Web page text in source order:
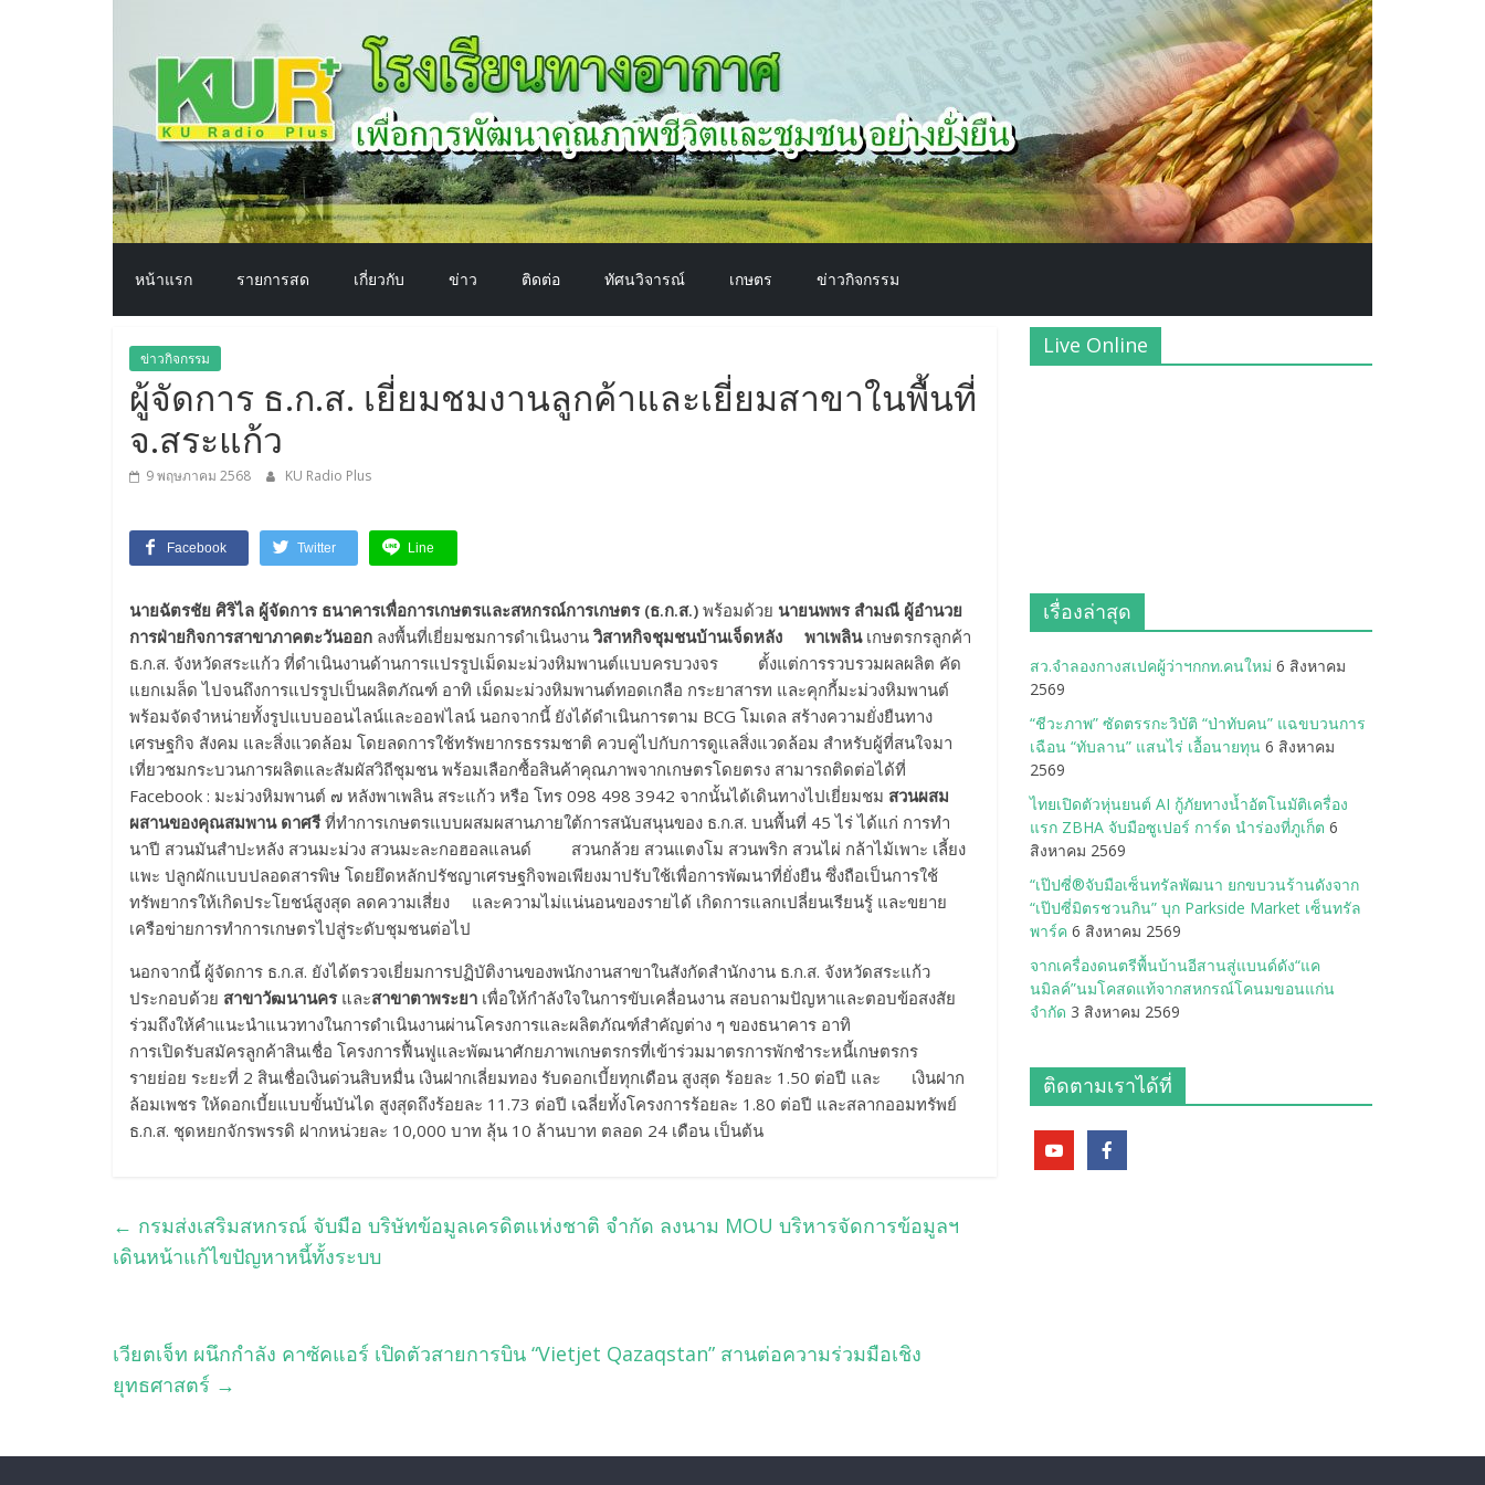
โรงเรียน
ทาง
อากาศ​
เพื่อ
พัฒนา
คุณภาพ
ชีวิต
หน้าแรก รายการสด เกี่ยวกับ ข่าว ติดต่อ ทัศนวิจารณ์ เกษตร ข่าวกิจกรรม
ข่าวกิจกรรม
ผู้จัดการ ธ.ก.ส. เยี่ยมชมงานลูกค้าและเยี่ยมสาขาในพื้นที่
จ.สระแก้ว
9 พฤษภาคม 2568 KU Radio Plus
Facebook Twitter Line
นายฉัตรชัย ศิริไล ผู้จัดการ ธนาคารเพื่อการเกษตรและสหกรณ์การเกษตร (ธ.ก.ส.) พร้อมด้วย นายนพพร สำมณี ผู้อำนวย
การฝ่ายกิจการสาขาภาคตะวันออก ลงพื้นที่เยี่ยมชมการดำเนินงานวิสาหกิจชุมชนบ้านเจ็ดหลัง พาเพลิน เกษตรกรลูกค้า
ธ.ก.ส. จังหวัดสระแก้ว ที่ดำเนินงานด้านการแปรรูปเม็ดมะม่วงหิมพานต์แบบครบวงจร ตั้งแต่การรวบรวมผลผลิต คัด
แยกเมล็ด ไปจนถึงการแปรรูปเป็นผลิตภัณฑ์ อาทิ เม็ดมะม่วงหิมพานต์ทอดเกลือ กระยาสารท และคุกกี้มะม่วงหิมพานต์
พร้อมจัดจำหน่ายทั้งรูปแบบออนไลน์และออฟไลน์ นอกจากนี้ ยังได้ดำเนินการตาม BCG โมเดล สร้างความยั่งยืนทาง
เศรษฐกิจ สังคม และสิ่งแวดล้อม โดยลดการใช้ทรัพยากรธรรมชาติ ควบคู่ไปกับการดูแลสิ่งแวดล้อม สำหรับผู้ที่สนใจมา
เที่ยวชมกระบวนการผลิตและสัมผัสวิถีชุมชน พร้อมเลือกซื้อสินค้าคุณภาพจากเกษตรโดยตรง สามารถติดต่อได้ที่
Facebook : มะม่วงหิมพานต์ ๗ หลังพาเพลิน สระแก้ว หรือ โทร 098 498 3942 จากนั้นได้เดินทางไปเยี่ยมชม สวนผสม
ผสานของคุณสมพาน ดาศรีที่ทำการเกษตรแบบผสมผสานภายใต้การสนับสนุนของ ธ.ก.ส. บนพื้นที่ 45 ไร่ ได้แก่ การทำ
นาปี สวนมันสำปะหลัง สวนมะม่วง สวนมะละกอฮอลแลนด์ สวนกล้วย สวนแตงโม สวนพริก สวนไผ่ กล้าไม้เพาะ เลี้ยง
แพะ ปลูกผักแบบปลอดสารพิษ โดยยึดหลักปรัชญาเศรษฐกิจพอเพียงมาปรับใช้เพื่อการพัฒนาที่ยั่งยืน ซึ่งถือเป็นการใช้
ทรัพยากรให้เกิดประโยชน์สูงสุด ลดความเสี่ยง และความไม่แน่นอนของรายได้ เกิดการแลกเปลี่ยนเรียนรู้ และขยาย
เครือข่ายการทำการเกษตรไปสู่ระดับชุมชนต่อไป
นอกจากนี้ ผู้จัดการ ธ.ก.ส. ยังได้ตรวจเยี่ยมการปฏิบัติงานของพนักงานสาขาในสังกัดสำนักงาน ธ.ก.ส. จังหวัดสระแก้ว
ประกอบด้วย สาขาวัฒนานครและสาขาตาพระยา เพื่อให้กำลังใจในการขับเคลื่อนงาน สอบถามปัญหาและตอบข้อสงสัย
ร่วมถึงให้คำแนะนำแนวทางในการดำเนินงานผ่านโครงการและผลิตภัณฑ์สำคัญต่าง ๆ ของธนาคาร อาทิ
การเปิดรับสมัครลูกค้าสินเชื่อ โครงการฟื้นฟูและพัฒนาศักยภาพเกษตรกรที่เข้าร่วมมาตรการพักชำระหนี้เกษตรกร
รายย่อย ระยะที่ 2 สินเชื่อเงินด่วนสิบหมื่น เงินฝากเลี่ยมทอง รับดอกเบี้ยทุกเดือน สูงสุด ร้อยละ 1.50 ต่อปี และ เงินฝาก
ล้อมเพชร ให้ดอกเบี้ยแบบขั้นบันได สูงสุดถึงร้อยละ 11.73 ต่อปี เฉลี่ยทั้งโครงการร้อยละ 1.80 ต่อปี และสลากออมทรัพย์
ธ.ก.ส. ชุดหยกจักรพรรดิ ฝากหน่วยละ 10,000 บาท ลุ้น 10 ล้านบาท ตลอด 24 เดือน เป็นต้น
← กรมส่งเสริมสหกรณ์ จับมือ บริษัทข้อมูลเครดิตแห่งชาติ จำกัด ลงนาม MOU บริหารจัดการข้อมูลฯ
เดินหน้าแก้ไขปัญหาหนี้ทั้งระบบ
เวียตเจ็ท ผนึกกำลัง คาซัคแอร์ เปิดตัวสายการบิน “Vietjet Qazaqstan” สานต่อความร่วมมือเชิง
ยุทธศาสตร์ →
Live Online
เรื่องล่าสุด
สว.จำลองกางสเปคผู้ว่าฯกกท.คนใหม่ 6 สิงหาคม
2569
“ชีวะภาพ” ซัดตรรกะวิบัติ “ป่าทับคน” แฉขบวนการ
เฉือน “ทับลาน” แสนไร่ เอื้อนายทุน 6 สิงหาคม
2569
ไทยเปิดตัวหุ่นยนต์ AI กู้ภัยทางน้ำอัตโนมัติเครื่อง
แรก ZBHA จับมือซูเปอร์ การ์ด นำร่องที่ภูเก็ต 6
สิงหาคม 2569
“เป๊ปซี่®จับมือเซ็นทรัลพัฒนา ยกขบวนร้านดังจาก
“เป๊ปซี่มิตรชวนกิน” บุก Parkside Market เซ็นทรัล
พาร์ค 6 สิงหาคม 2569
จากเครื่องดนตรีพื้นบ้านอีสานสู่แบนด์ดัง“แค
นมิลค์”นมโคสดแท้จากสหกรณ์โคนมขอนแก่น
จำกัด 3 สิงหาคม 2569
ติดตามเราได้ที่